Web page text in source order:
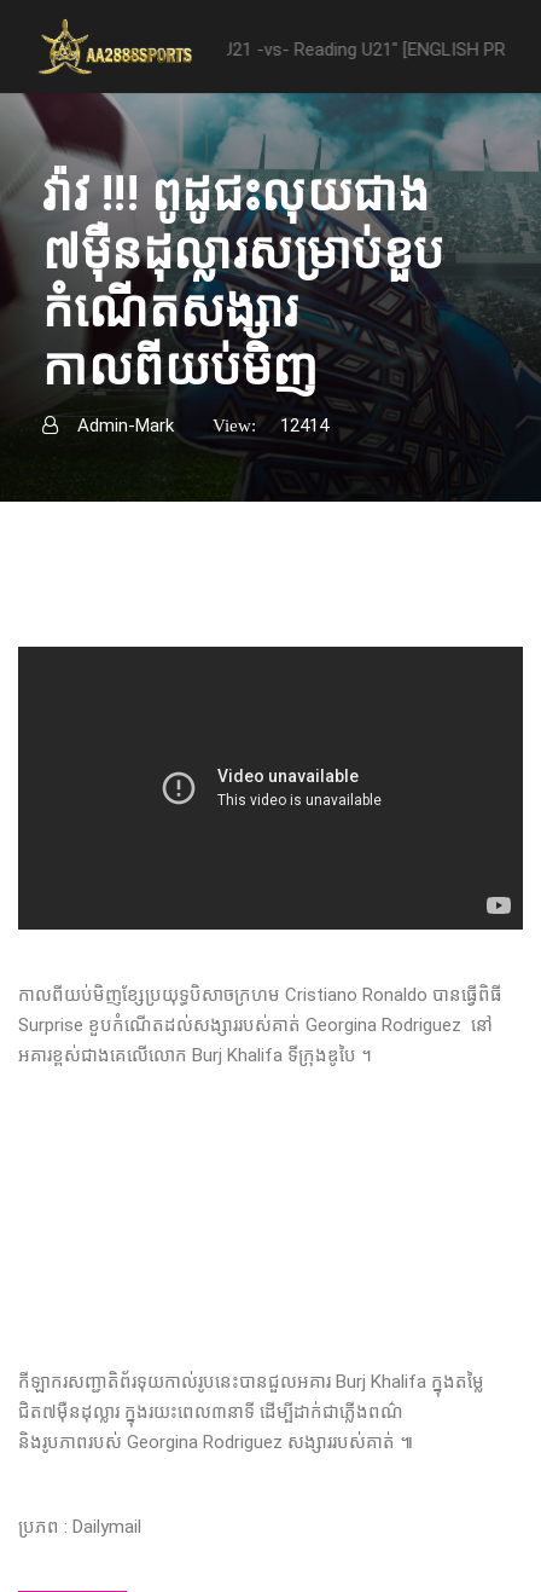
Forest U21 -vs- Reading U21" [ENGLISH
វ៉ាវ !!! ពូដូជះលុយជាង
៧ម៉ឺនដុល្លារសម្រាប់ខួប
កំណើតសង្សារ
កាលពីយប់មិញ
Admin-Mark View: 12414
កាល​ពី​យប់មិញ​ខ្សែ​ប្រយុទ្ធបិសាចក្រហម Cristiano Ronaldo ​បាន​ធ្វើ​ពិធី
Surprise ​ខួប​កំណើតដល់សង្សាររបស់គាត់​ Georgina Rodriguez ​ នៅ​
អគារ​ខ្ពស់​ជាង​គេ​លើ​លោក Burj Khalifa ទីក្រុងឌូបៃ ​។
កីឡាករសញ្ជាតិព័រទុយកាល់រូបនេះបាន​ជួល​អគារ Burj Khalifa ក្នុងតម្លៃ
ជិត៧ម៉ឺនដុល្លារ​​ ក្នុងរយះពេល៣នាទី ​ដើម្បី​ដាក់​ជា​ភ្លើង​ពណ៌
និង​​រូបភាព​របស់​ Georgina Rodriguez សង្សាររបស់គាត់ ៕
ប្រភព : Dailymail